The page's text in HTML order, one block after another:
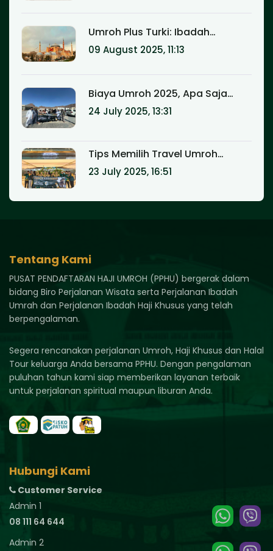
Umroh Plus Turki: Ibadah
Sekaligus Wisata Halal yang Tak
Terlupakan
09 August 2025, 11:13
Biaya Umroh 2025, Apa Saja
yang Termasuk?
24 July 2025, 13:31
Tips Memilih Travel Umroh
Terpercaya Agar Ibadah Lebih
Tenang
23 July 2025, 16:51
Tentang Kami
PUSAT PENDAFTARAN HAJI UMROH (PPHU) bergerak dalam
bidang Biro Perjalanan Wisata serta Perjalanan Ibadah
Umrah dan Perjalanan Ibadah Haji Khusus yang telah
berpengalaman.
Segera rencanakan perjalanan Umroh, Haji Khusus dan Halal
Tour keluarga Anda bersama PPHU. Dengan pengalaman
puluhan tahun kami siap memberikan layanan terbaik
untuk perjalanan spiritual maupun liburan Anda.
Hubungi Kami
Customer Service
Admin 1
08 111 64 644
Admin 2